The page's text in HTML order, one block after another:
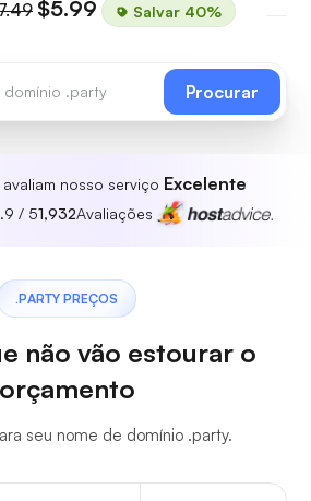
$5.99 Salvar 40%
Procurar
nosso serviço Excelente
/ 51,932Avaliações
.PARTY PREÇOS
não vão estourar o
orçamento
seu nome de domínio .party.